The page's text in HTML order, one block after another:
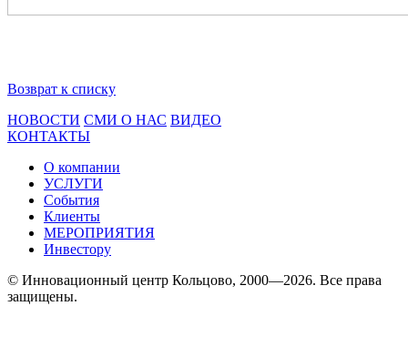
Возврат к списку
НОВОСТИ СМИ О НАС ВИДЕО
КОНТАКТЫ
О компании
УСЛУГИ
События
Клиенты
МЕРОПРИЯТИЯ
Инвестору
© Инновационный центр Кольцово, 2000—2026. Все права
защищены.